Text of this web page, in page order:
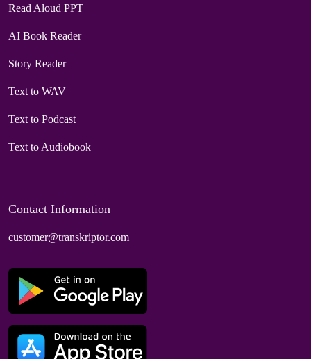
Read Aloud PPT
AI Book Reader
Story Reader
Text to WAV
Text to Podcast
Text to Audiobook
Contact Information
customer@transkriptor.com